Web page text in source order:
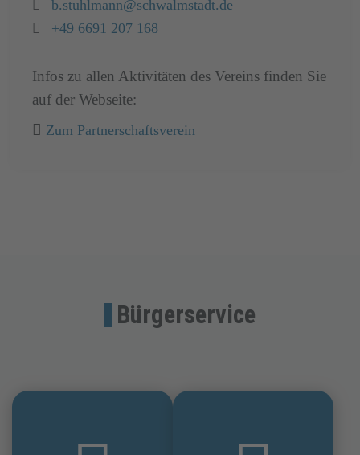
b.stuhlmann@schwalmstadt.de
Telefon:
+49 6691 207 168
Infos zu allen Aktivitäten des Vereins finden Sie
auf der Webseite:
Zum Partnerschaftsverein
Bürgerservice